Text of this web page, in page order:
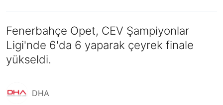
Fenerbahçe Opet, CEV Şampiyonlar
Ligi'nde 6'da 6 yaparak çeyrek finale
yükseldi.
DHA